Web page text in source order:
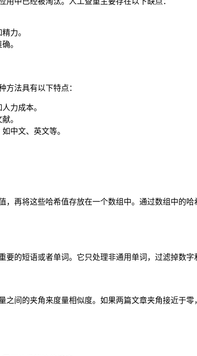
力。
。
方法具有以下特点：
力成本。
。
中文、英文等。
再将这些哈希值存放在一个数组中。通过数组中的
的短语或者单词。它只处理非通用单词，过滤掉数字
之间的夹角来度量相似度。如果两篇文章夹角接近于